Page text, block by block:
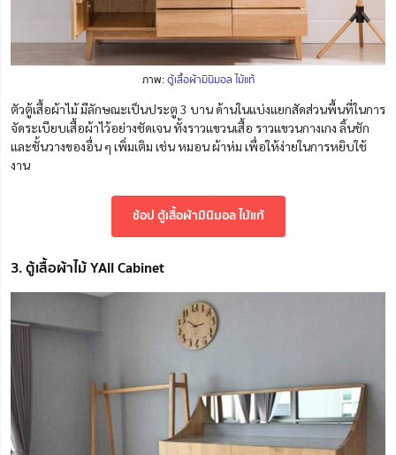
ภาพ:ตู้เสื้อผ้ามินิมอล ไม้แท้
ตัวตู้เสื้อผ้าไม้ มีลักษณะเป็นประตู 3 บาน ด้านในแบ่งแยกสัดส่วนพื้นที่ในการ
จัดระเบียบเสื้อผ้าไว้อย่างชัดเจน ทั้งราวแขวนเสื้อ ราวแขวนกางเกง ลิ้นชัก
และชั้นวางของอื่น ๆ เพิ่มเติม เช่น หมอน ผ้าห่ม เพื่อให้ง่ายในการหยิบใช้
งาน
ช้อป ตู้เสื้อผ้ามินิมอล ไม้แท้
3. ตู้เสื้อผ้าไม้ YAII Cabinet